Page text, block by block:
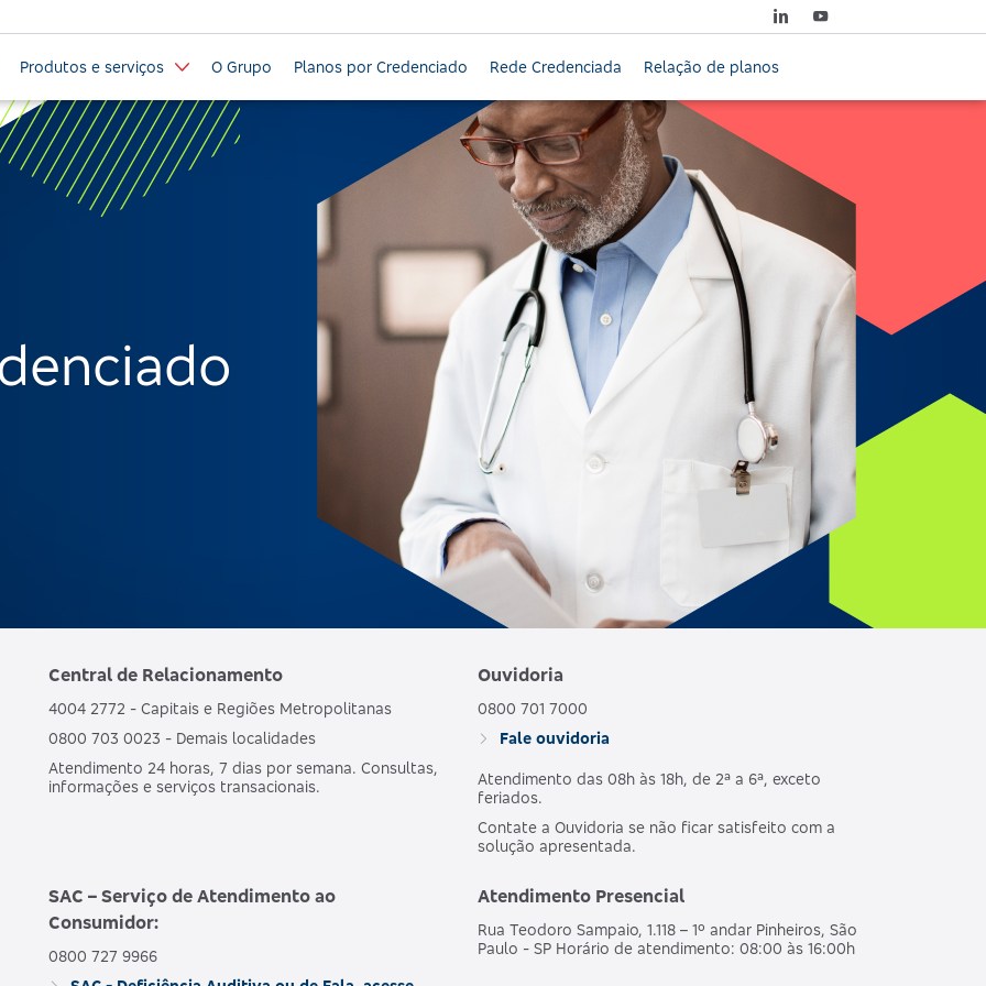
Produtos e serviços O Grupo Planos por Credenciado Rede Credenciada Relação de planos
Central de Relacionamento
4004 2772 - Capitais e Regiões Metropolitanas
0800 703 0023 - Demais localidades
Atendimento 24 horas, 7 dias por semana. Consultas,
informações e serviços transacionais.
Ouvidoria
0800 701 7000
Fale ouvidoria
Atendimento das 08h às 18h, de 2ª a 6ª, exceto
feriados.
Contate a Ouvidoria se não ficar satisfeito com a
solução apresentada.
SAC – Serviço de Atendimento ao
Consumidor:
0800 727 9966
Atendimento Presencial
Rua Teodoro Sampaio, 1.118 – 1º andar Pinheiros, São
Paulo - SP Horário de atendimento: 08:00 às 16:00h